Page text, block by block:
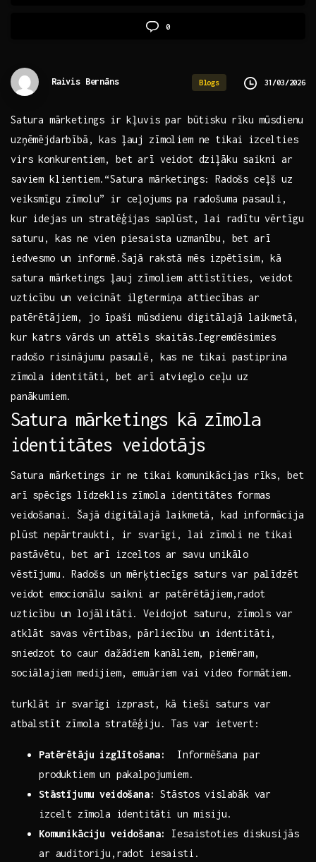
0
Raivis Bernāns Blogs 31/03/2026
Satura ⁤mārketings ir kļuvis par būtisku ⁤rīku mūsdienu⁣
uzņēmējdarbībā, kas ļauj zīmoliem ne tikai izcelties⁣
virs konkurentiem, bet arī veidot dziļāku saikni ar
saviem klientiem.“Satura mārketings: Radošs ceļš uz
veiksmīgu zīmolu” ir ceļojums pa radošuma pasauli,
kur idejas un stratēģijas‍ saplūst, ‍lai ⁤radītu vērtīgu
saturu, ​kas ne vien piesaista uzmanību, bet arī
iedvesmo un informē.Šajā rakstā mēs ⁤izpētīsim,⁣ kā
satura ‍mārketings ļauj ⁤zīmoliem attīstīties, veidot
uzticību un veicināt ilgtermiņa attiecības ⁤ar
patērētājiem, jo⁤ īpaši mūsdienu digitālajā laikmetā,
kur katrs ⁣vārds un attēls skaitās.Iegremdēsimies
radošo risinājumu pasaulē, kas ne tikai pastiprina
zīmola⁢ identitāti,‌ bet ⁣arī atvieglo ceļu uz
panākumiem.
Satura mārketings kā ⁢zīmola
identitātes veidotājs
Satura mārketings ir ne tikai komunikācijas rīks, bet
arī spēcīgs⁤ līdzeklis zīmola identitātes formas
veidošanai. Šajā digitālajā​ laikmetā, kad informācija
plūst nepārtraukti, ⁢ir svarīgi, lai zīmoli ne tikai ​
pastāvētu, bet arī izceltos ar savu unikālo
vēstījumu. ⁢Radošs un mērķtiecīgs saturs‌ var palīdzēt
veidot emocionālu saikni‌ ar patērētājiem,radot
uzticību‍ un lojālitāti. Veidojot saturu, zīmols var
atklāt savas vērtības, pārliecību un‍ identitāti,
sniedzot ⁤to caur dažādiem kanāliem, piemēram,
sociālajiem medijiem, emuāriem vai⁢ video formātiem.
turklāt ir ​svarīgi izprast, kā ‌tieši saturs var
atbalstīt zīmola stratēģiju. Tas var ietvert:
Patērētāju ⁣izglītošana:
‍ Informēšana par
produktiem un pakalpojumiem.
Stāstījumu veidošana: Stāstos vislabāk ⁢var
izcelt⁢ zīmola identitāti un misiju.
Komunikāciju ‍veidošana:
‍Iesaistoties diskusijās
ar auditoriju,radot iesaisti.